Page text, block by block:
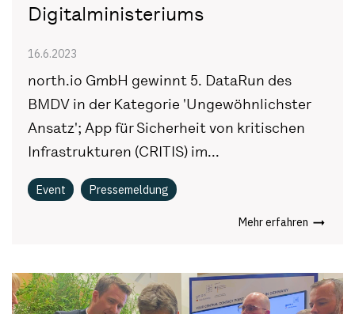
Digitalministeriums
16.6.2023
north.io GmbH gewinnt 5. DataRun des
BMDV in der Kategorie 'Ungewöhnlichster
Ansatz'; App für Sicherheit von kritischen
Infrastrukturen (CRITIS) im...
Event Pressemeldung
Mehr erfahren